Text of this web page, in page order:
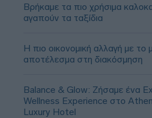
Βρήκαμε τα πιο χρήσιμα
αγαπούν τα ταξίδια
Η πιο οικονομική αλλαγή με το
αποτέλεσμα στη διακόσμηση
Balance & Glow: Ζήσαμε ένα
Wellness Experience στο
Luxury Hotel